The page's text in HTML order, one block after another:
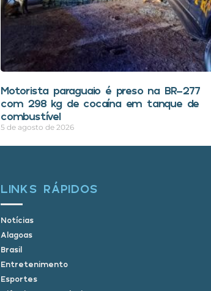
Motorista paraguaio é preso na BR-277
com 298 kg de cocaína em tanque de
combustível
5 de agosto de 2026
LINKS RÁPIDOS
Notícias
Alagoas
Brasil
Entretenimento
Esportes